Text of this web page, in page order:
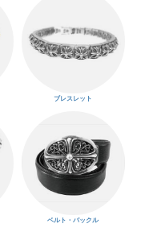
ブレスレット
ベルト・バックル